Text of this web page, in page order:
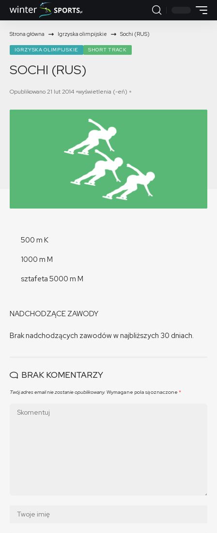
Strona główna Igrzyska olimpijskie Sochi (RUS)
IGRZYSKA OLIMPIJSKIE SHORT TRACK
SOCHI (RUS)
Opublikowano 21 lut 2014 wyświetlenia (-eń)
500 m K
1000 m M
sztafeta 5000 m M
NADCHODZĄCE ZAWODY
Brak nadchodzących zawodów w najbliższych 30 dniach.
BRAK KOMENTARZY
Twój adres email nie zostanie opublikowany. Wymagane pola są oznaczone *